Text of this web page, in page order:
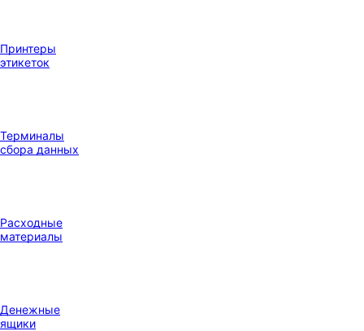
Принтеры
этикеток
Терминалы
сбора данных
Расходные
материалы
Денежные
ящики